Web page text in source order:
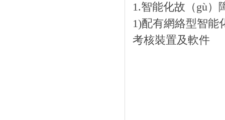
1.智能化故（gù）
1)配有網絡型智能
考核裝置及軟件